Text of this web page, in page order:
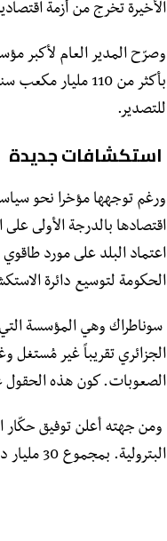
الأخيرة تخرج من أزمة
وصرّح المدير العام لأكبر
للتصدير.
استكشافات جديدة
ورغم توجهها مؤخرا نحو سياسة
اقتصادها بالدرجة الأولى
اعتماد البلد على مورد
الحكومة لتوسيع دائرة
الصعوبات. كون هذه الحقول
البترولية. بمجموع 30 مليار دولار موّجهة للاستكشاف والإنتاج.